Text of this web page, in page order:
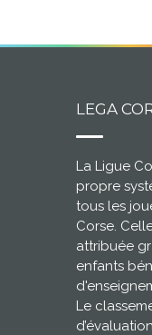
LEGA
La Ligue
propre
tous les
Corse.
attribuée
enfants
Le